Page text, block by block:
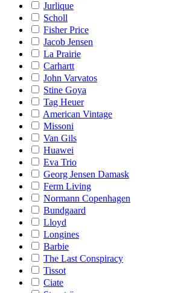
Jurlique
Scholl
Fisher Price
Jacob Jensen
La Prairie
Carhartt
John Varvatos
Stine Goya
Tag Heuer
American Vintage
Missoni
Van Gils
Huawei
Eva Trio
Georg Jensen Damask
Ferm Living
Normann Copenhagen
Bundgaard
Lloyd
Longines
Barbie
The Last Conspiracy
Tissot
Ciate